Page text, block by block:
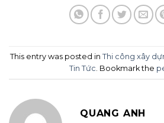
This entry was posted in Thi công xây
Tin Tức . Bookmark the
QUANG ANH